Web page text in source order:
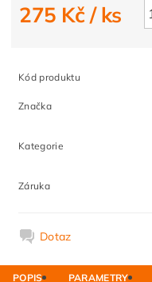
275 Kč/ ks
Kód produktu
Značka
Kategorie
Záruka
Dotaz
POPIS PARAMETRY